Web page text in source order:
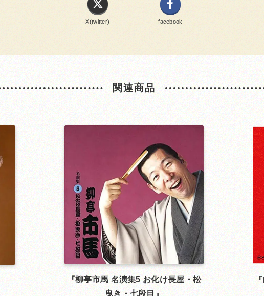
X(twitter) facebook
関連商品
柳亭市馬 名演集5 お化け長屋・松
曳き・七段目